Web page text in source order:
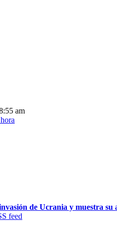
am
de Ucrania y muestra su